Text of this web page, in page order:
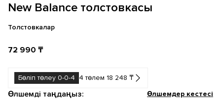
New Balance толстовкасы
Толстовкалар
72 990 ₸
Бөліп төлеу 0-0-4 4 төлем 18 248 ₸
Өлшемді таңдаңыз: Өлшемдер кестесі